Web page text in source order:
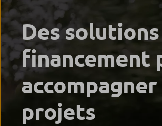
Des
financement
projets